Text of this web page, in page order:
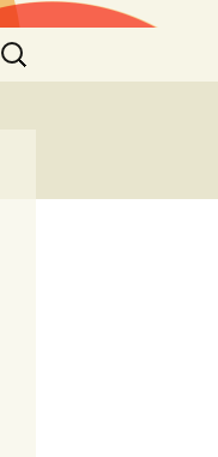
Haku: